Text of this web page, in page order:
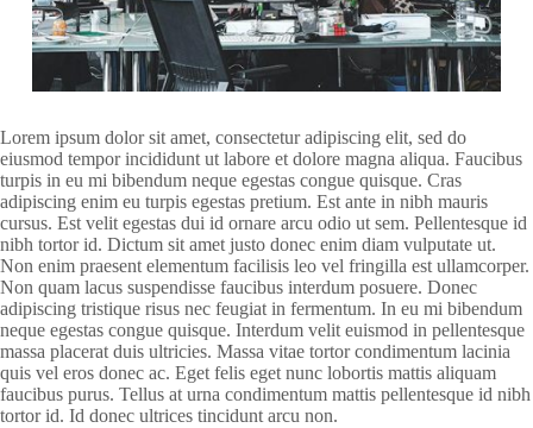
Lorem ipsum dolor sit amet, consectetur adipiscing elit, sed do
eiusmod tempor incididunt ut labore et dolore magna aliqua. Faucibus
turpis in eu mi bibendum neque egestas congue quisque. Cras
adipiscing enim eu turpis egestas pretium. Est ante in nibh mauris
cursus. Est velit egestas dui id ornare arcu odio ut sem. Pellentesque id
nibh tortor id. Dictum sit amet justo donec enim diam vulputate ut.
Non enim praesent elementum facilisis leo vel fringilla est ullamcorper.
Non quam lacus suspendisse faucibus interdum posuere. Donec
adipiscing tristique risus nec feugiat in fermentum. In eu mi bibendum
neque egestas congue quisque. Interdum velit euismod in pellentesque
massa placerat duis ultricies. Massa vitae tortor condimentum lacinia
quis vel eros donec ac. Eget felis eget nunc lobortis mattis aliquam
faucibus purus. Tellus at urna condimentum mattis pellentesque id nibh
tortor id. Id donec ultrices tincidunt arcu non.